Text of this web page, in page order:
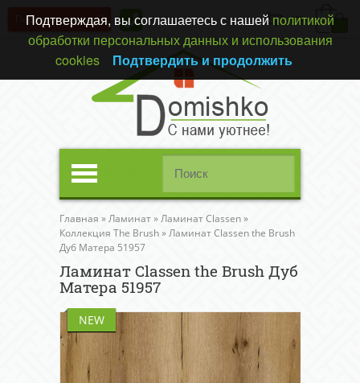
(0)
Перезвонить вам?
Главная »Ламинат»Ламинат Classen»
Коллекция The Brush»Ламинат Classen the Brush
Дуб Матера 51957
Ламинат Classen the Brush Дуб
Матера 51957
NEW
Подтверждая, вы соглашаетесь с нашей политикой
обработки персональных данных и использования
cookies
Подтвердить и продолжить